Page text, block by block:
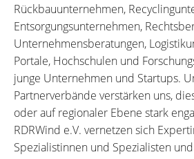
Rückbauunternehmen,
Entsorgungsunternehmen,
Unternehmensberatungen,
Portale, Hochschulen und
junge Unternehmen und Startups.
Partnerverbände verstärken uns,
oder auf regionaler Ebene stark
RDRWind e.V. vernetzen sich
Spezialistinnen und Spezialisten